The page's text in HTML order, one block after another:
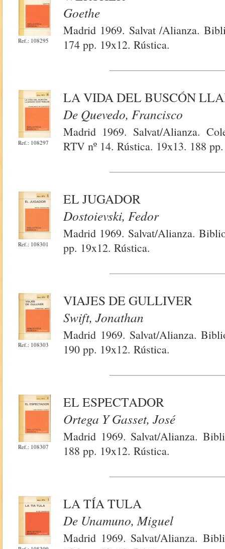
Ref.: 108295
Goethe
Madrid 1969. Salvat /Alianza.
174 pp. 19x12. Rústica.
Ref.: 108297
LA VIDA DEL BUSCÓN
De Quevedo, Francisco
Madrid 1969. Salvat/Alianza.
RTV nº 14. Rústica. 19x13. 188 pp.
Ref.: 108301
EL JUGADOR
Dostoievski, Fedor
Madrid 1969. Salvat/Alianza.
pp. 19x12. Rústica.
Ref.: 108303
VIAJES DE GULLIVER
Swift, Jonathan
Madrid 1969. Salvat/Alianza.
190 pp. 19x12. Rústica.
Ref.: 108307
EL ESPECTADOR
Ortega Y Gasset, José
Madrid 1969. Salvat/Alianza.
188 pp. 19x12. Rústica.
LA TÍA TULA
De Unamuno, Miguel
Madrid 1969. Salvat/Alianza.